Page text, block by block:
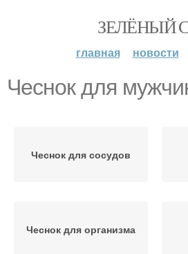
ЗЕЛЁНЫЙ
главная новости
Чеснок для
Чеснок для сосудов
Чеснок для организма